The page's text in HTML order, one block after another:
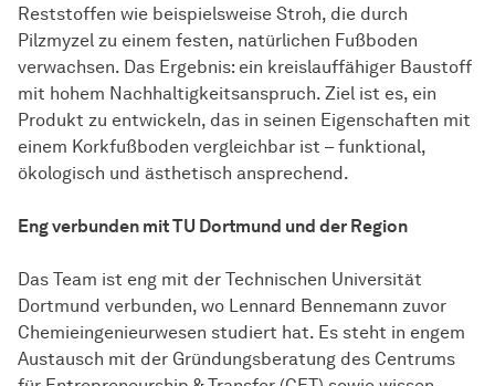
Reststoffen wie beispielsweise Stroh, die durch
Pilzmyzel zu einem festen, natürlichen Fußboden
verwachsen. Das Ergebnis: ein kreislauffähiger Baustoff
mit hohem Nachhaltigkeitsanspruch. Ziel ist es, ein
Produkt zu entwickeln, das in seinen Eigenschaften mit
einem Korkfußboden vergleichbar ist – funktional,
ökologisch und ästhetisch ansprechend.
Eng verbunden mit TU Dortmund und der Region
Das Team ist eng mit der Technischen Universität
Dortmund verbunden, wo Lennard Bennemann zuvor
Chemieingenieurwesen studiert hat. Es steht in engem
Austausch mit der Gründungsberatung des Centrums